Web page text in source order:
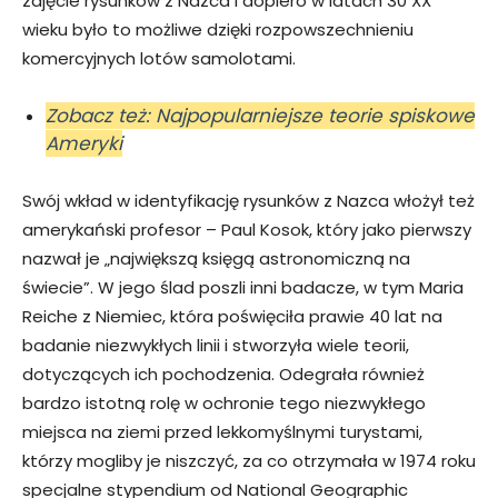
wieku było to możliwe dzięki rozpowszechnieniu
komercyjnych lotów samolotami.
Zobacz też: Najpopularniejsze teorie spiskowe
Ameryki
Swój wkład w identyfikację rysunków z Nazca włożył też
amerykański profesor – Paul Kosok, który jako pierwszy
nazwał je „największą księgą astronomiczną na
świecie”. W jego ślad poszli inni badacze, w tym Maria
Reiche z Niemiec, która poświęciła prawie 40 lat na
badanie niezwykłych linii i stworzyła wiele teorii,
dotyczących ich pochodzenia. Odegrała również
bardzo istotną rolę w ochronie tego niezwykłego
miejsca na ziemi przed lekkomyślnymi turystami,
którzy mogliby je niszczyć, za co otrzymała w 1974 roku
specjalne stypendium od National Geographic